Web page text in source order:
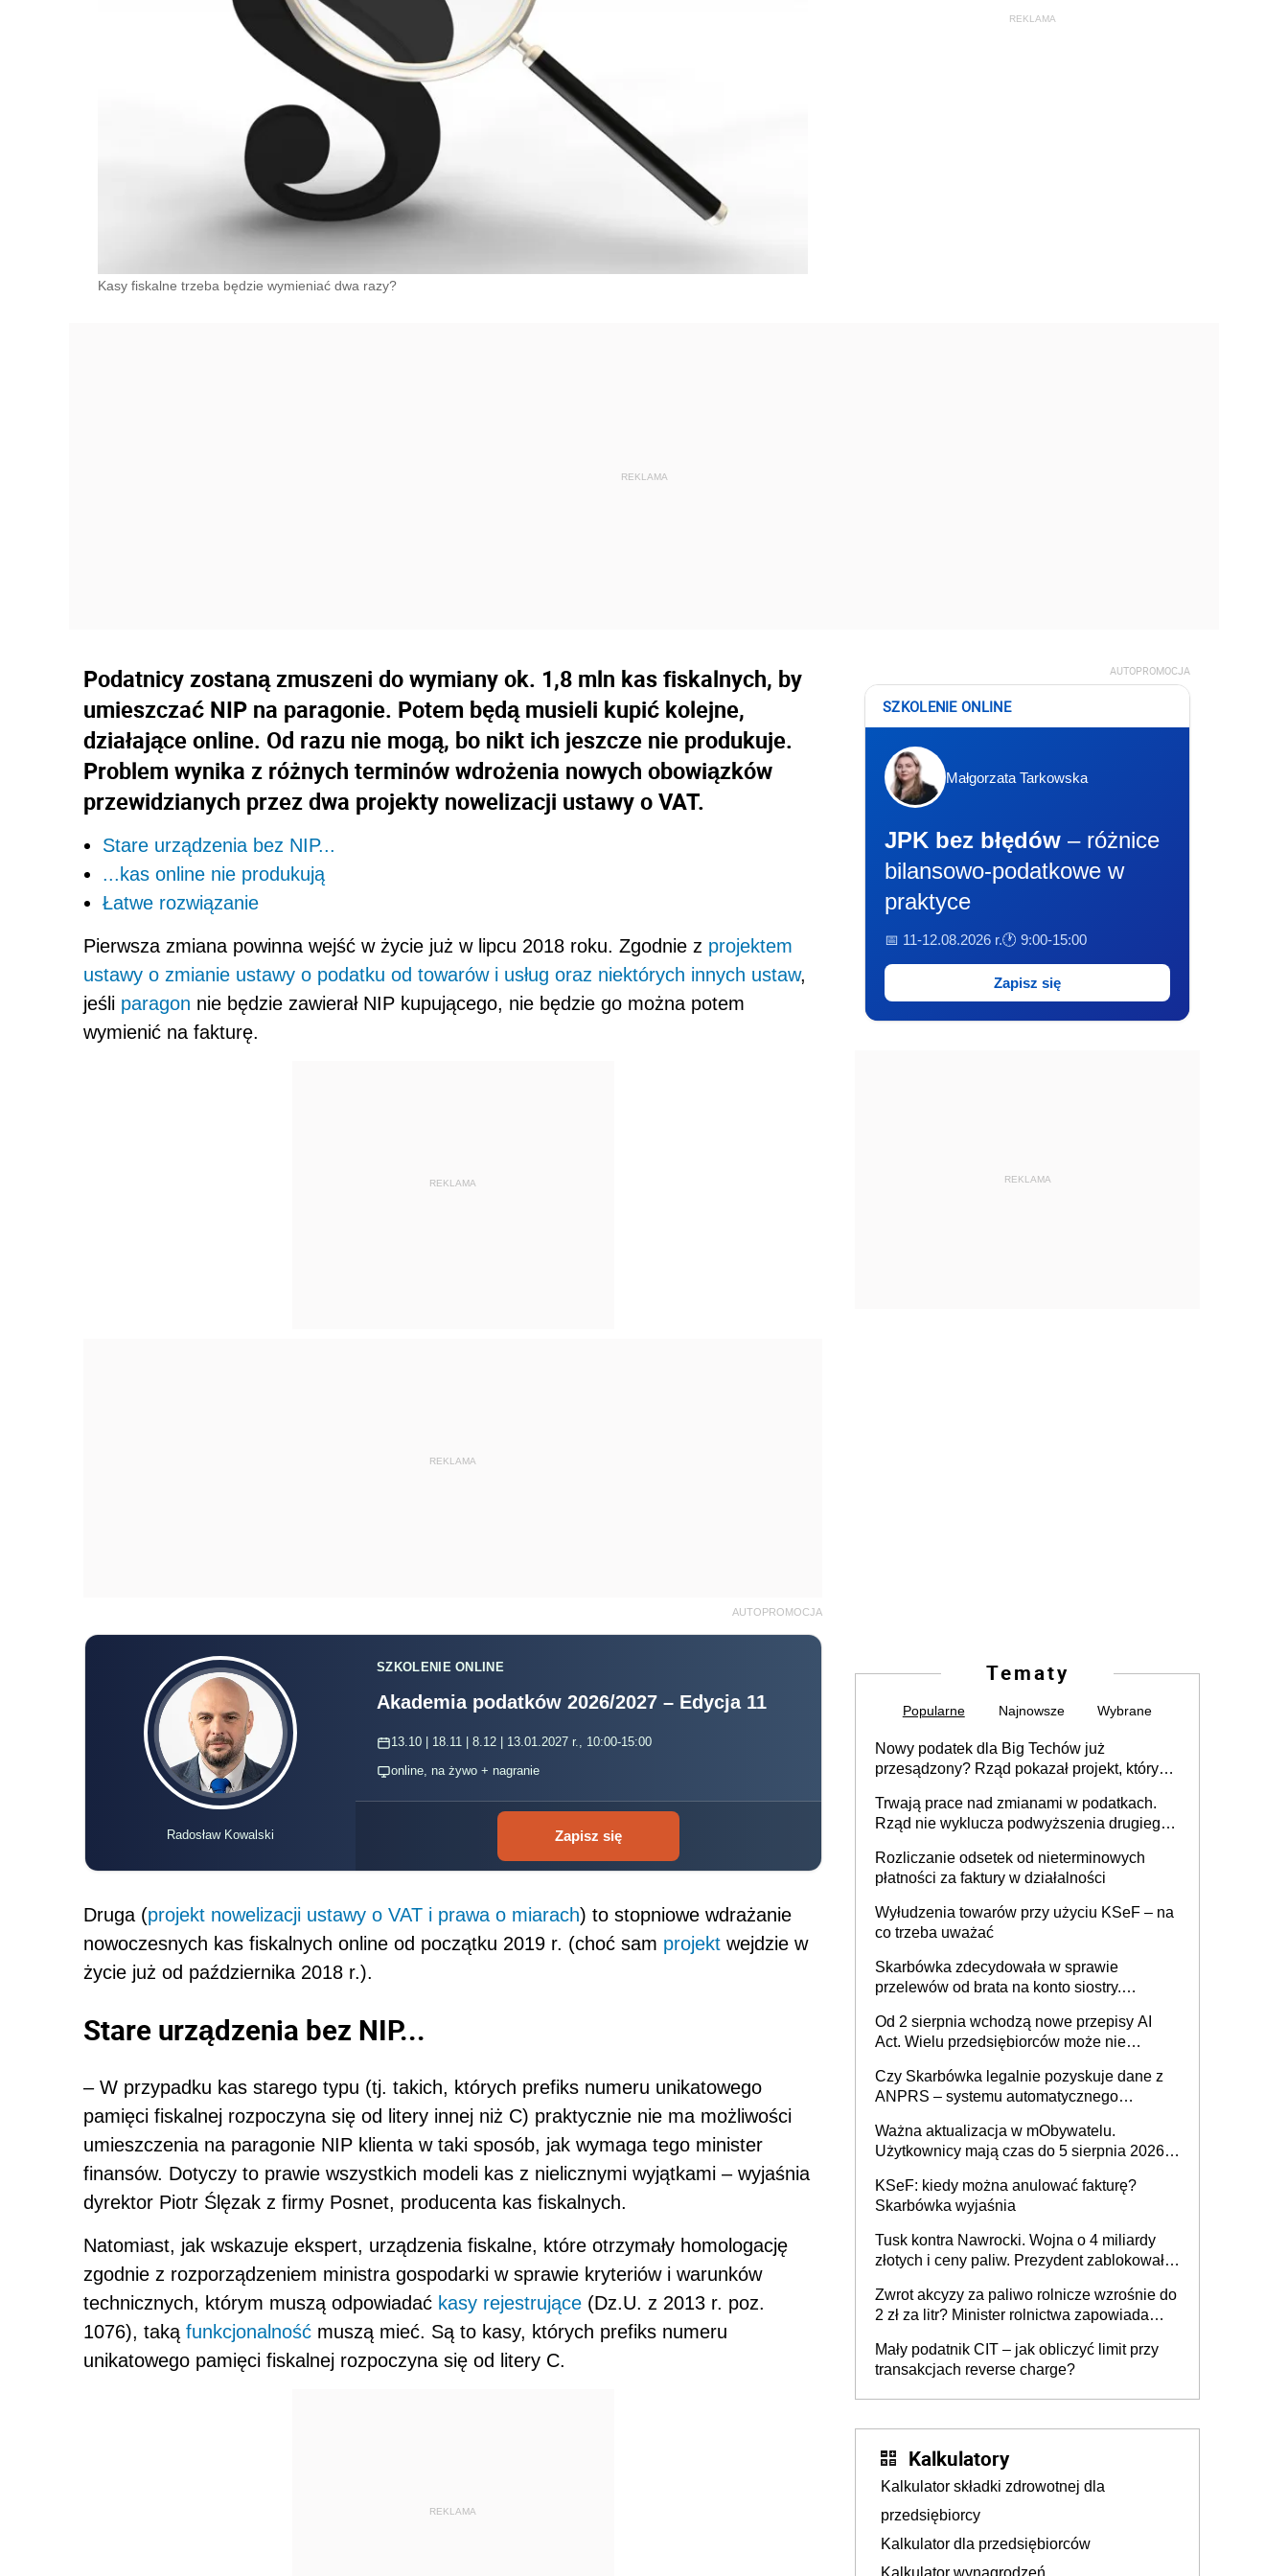
Kasy fiskalne trzeba będzie wymieniać dwa razy?
Podatnicy zostaną zmuszeni do wymiany ok. 1,8 mln kas fiskalnych, by
umieszczać NIP na paragonie. Potem będą musieli kupić kolejne,
działające online. Od razu nie mogą, bo nikt ich jeszcze nie produkuje.
Problem wynika z różnych terminów wdrożenia nowych obowiązków
przewidzianych przez dwa projekty nowelizacji ustawy o VAT.
Stare urządzenia bez NIP...
...kas online nie produkują
Łatwe rozwiązanie
Pierwsza zmiana powinna wejść w życie już w lipcu 2018 roku. Zgodnie z projektem
ustawy o zmianie ustawy o podatku od towarów i usług oraz niektórych innych ustaw,
jeśli paragon nie będzie zawierał NIP kupującego, nie będzie go można potem
wymienić na fakturę.
REKLAMA
REKLAMA
AUTOPROMOCJA
Radosław Kowalski
SZKOLENIE ONLINE
Akademia podatków 2026/2027 – Edycja 11
13.10 | 18.11 | 8.12 | 13.01.2027 r., 10:00-15:00
online, na żywo + nagranie
Zapisz się
Druga (projekt nowelizacji ustawy o VAT i prawa o miarach) to stopniowe wdrażanie
nowoczesnych kas fiskalnych online od początku 2019 r. (choć sam projekt wejdzie w
życie już od października 2018 r.).
Stare urządzenia bez NIP...
– W przypadku kas starego typu (tj. takich, których prefiks numeru unikatowego
pamięci fiskalnej rozpoczyna się od litery innej niż C) praktycznie nie ma możliwości
umieszczenia na paragonie NIP klienta w taki sposób, jak wymaga tego minister
finansów. Dotyczy to prawie wszystkich modeli kas z nielicznymi wyjątkami – wyjaśnia
dyrektor Piotr Ślęzak z firmy Posnet, producenta kas fiskalnych.
Natomiast, jak wskazuje ekspert, urządzenia fiskalne, które otrzymały homologację
zgodnie z rozporządzeniem ministra gospodarki w sprawie kryteriów i warunków
technicznych, którym muszą odpowiadać kasy rejestrujące (Dz.U. z 2013 r. poz.
1076), taką funkcjonalność muszą mieć. Są to kasy, których prefiks numeru
unikatowego pamięci fiskalnej rozpoczyna się od litery C.
REKLAMA
AUTOPROMOCJA
SZKOLENIE ONLINE
Małgorzata Tarkowska
JPK bez błędów – różnice
bilansowo-podatkowe w
praktyce
📅 11-12.08.2026 r.🕐 9:00-15:00
Zapisz się
REKLAMA
Tematy
Popularne Najnowsze Wybrane
Nowy podatek dla Big Techów już
przesądzony? Rząd pokazał projekt, który
Trwają prace nad zmianami w podatkach.
Rząd nie wyklucza podwyższenia drugiego
Rozliczanie odsetek od nieterminowych
płatności za faktury w działalności
Wyłudzenia towarów przy użyciu KSeF – na
co trzeba uważać
Skarbówka zdecydowała w sprawie
przelewów od brata na konto siostry.
darowizna, ale podatku jednak nie będzie
Od 2 sierpnia wchodzą nowe przepisy AI
Act. Wielu przedsiębiorców może nie
Czy Skarbówka legalnie pozyskuje dane z
ANPRS – systemu automatycznego
pojazdów z kamer drogowych?
Ważna aktualizacja w mObywatelu.
Użytkownicy mają czas do 5 sierpnia 2026
KSeF: kiedy można anulować fakturę?
Skarbówka wyjaśnia
Tusk kontra Nawrocki. Wojna o 4 miliardy
złotych i ceny paliw. Prezydent zablokował
wymierzonym we wszystkich polskich
kierowców”
Zwrot akcyzy za paliwo rolnicze wzrośnie do
2 zł za litr? Minister rolnictwa zapowiada
Mały podatnik CIT – jak obliczyć limit przy
transakcjach reverse charge?
Kalkulatory
Kalkulator składki zdrowotnej dla
przedsiębiorcy
Kalkulator dla przedsiębiorców